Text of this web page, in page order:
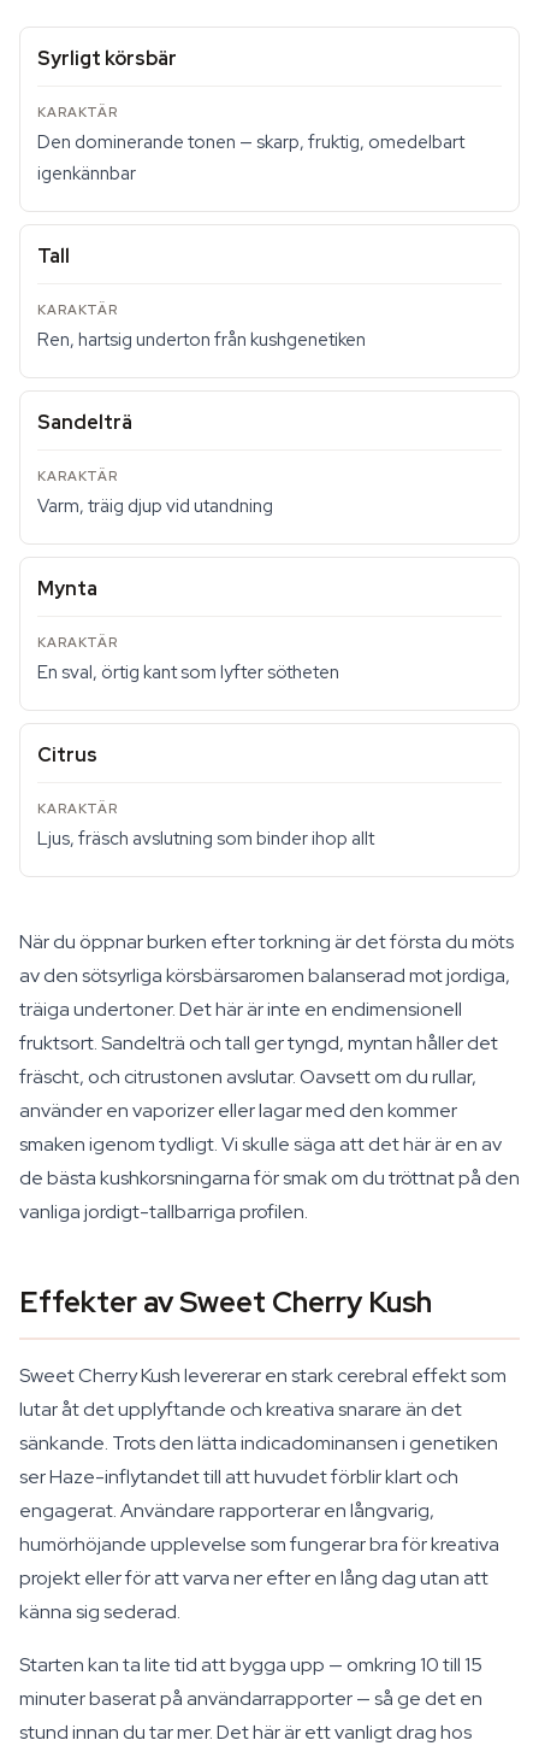
Syrligt körsbär
Den dominerande tonen — skarp, fruktig, omedelbart
igenkännbar
Tall
Ren, hartsig underton från kushgenetiken
Sandelträ
Varm, träig djup vid utandning
Mynta
En sval, örtig kant som lyfter sötheten
Citrus
Ljus, fräsch avslutning som binder ihop allt
När du öppnar burken efter torkning är det första du möts
av den sötsyrliga körsbärsaromen balanserad mot jordiga,
träiga undertoner. Det här är inte en endimensionell
fruktsort. Sandelträ och tall ger tyngd, myntan håller det
fräscht, och citrustonen avslutar. Oavsett om du rullar,
använder en vaporizer eller lagar med den kommer
smaken igenom tydligt. Vi skulle säga att det här är en av
de bästa kushkorsningarna för smak om du tröttnat på den
vanliga jordigt-tallbarriga profilen.
Effekter av Sweet Cherry Kush
Sweet Cherry Kush levererar en stark cerebral effekt som
lutar åt det upplyftande och kreativa snarare än det
sänkande. Trots den lätta indicadominansen i genetiken
ser Haze-inflytandet till att huvudet förblir klart och
engagerat. Användare rapporterar en långvarig,
humörhöjande upplevelse som fungerar bra för kreativa
projekt eller för att varva ner efter en lång dag utan att
känna sig sederad.
Starten kan ta lite tid att bygga upp — omkring 10 till 15
minuter baserat på användarrapporter — så ge det en
stund innan du tar mer. Det här är ett vanligt drag hos